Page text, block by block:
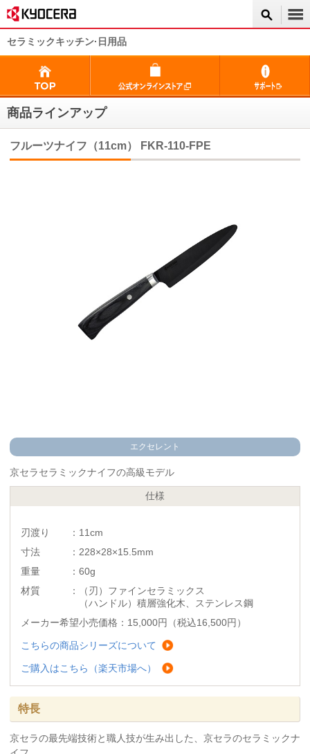
セラミックキッチン·日用品
商品ラインアップ
フルーツナイフ（11cm） FKR-110-FPE
エクセレント
京セラセラミックナイフの高級モデル
仕様
刃渡り ：11cm
寸法 ：228×28×15.5mm
重量 ：60g
材質 ：（刃）ファインセラミックス
（ハンドル）積層強化木、ステンレス鋼
メーカー希望小売価格：15,000円（税込16,500円）
こちらの商品シリーズについて
ご購入はこちら（楽天市場へ）
特長
京セラの最先端技術と職人技が生み出した、京セラのセラミックナ